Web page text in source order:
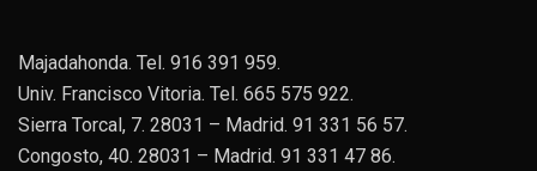
Majadahonda. Tel. 916 391 959.
Univ. Francisco Vitoria. Tel. 665 575 922.
Sierra Torcal, 7. 28031 – Madrid. 91 331 56 57.
Congosto, 40. 28031 – Madrid. 91 331 47 86.